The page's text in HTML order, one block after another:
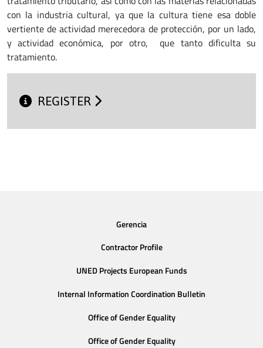
con la industria cultural, ya que la cultura tiene esa doble
vertiente de actividad merecedora de protección, por un lado,
y actividad económica, por otro, que tanto dificulta su
tratamiento.
REGISTER
Gerencia
Contractor Profile
UNED Projects European Funds
Internal Information Coordination Bulletin
Office of Gender Equality
Office of Gender Equality